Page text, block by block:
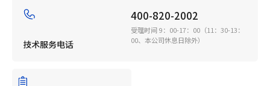
技术服务电话
400-820-2002
受理时间 9：00-17：00（11：30-13：
00、本公司休息日除外）